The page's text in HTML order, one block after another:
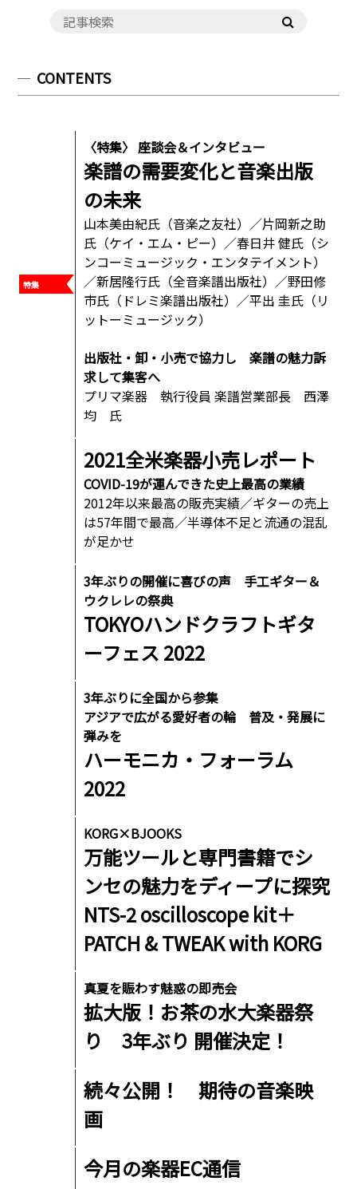
CONTENTS
〈特集〉 座談会＆インタビュー
楽譜の需要変化と音楽出版
の未来
山本美由紀氏（音楽之友社）／片岡新之助
氏（ケイ・エム・ピー）／春日井 健氏（シ
ンコーミュージック・エンタテイメント）
／新居隆行氏（全音楽譜出版社）／野田修
市氏（ドレミ楽譜出版社）／平出 圭氏（リ
ットーミュージック）
出版社・卸・小売で協力し 楽譜の魅力訴
求して集客へ
プリマ楽器 執行役員 楽譜営業部長 西澤
均 氏
2021全米楽器小売レポート
COVID-19が運んできた史上最高の業績
2012年以来最高の販売実績／ギターの売上
は57年間で最高／半導体不足と流通の混乱
が足かせ
3年ぶりの開催に喜びの声 手工ギター＆
ウクレレの祭典
TOKYOハンドクラフトギタ
ーフェス 2022
3年ぶりに全国から参集
アジアで広がる愛好者の輪 普及・発展に
弾みを
ハーモニカ・フォーラム
2022
KORG×BJOOKS
万能ツールと専門書籍でシ
ンセの魅力をディープに探究
NTS-2 oscilloscope kit＋
PATCH & TWEAK with KORG
真夏を賑わす魅惑の即売会
拡大版！お茶の水大楽器祭
り 3年ぶり 開催決定！
続々公開！ 期待の音楽映
画
今月の楽器EC通信